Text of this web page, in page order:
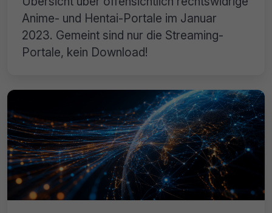
Anime- und Hentai-Portale im Januar
2023. Gemeint sind nur die Streaming-
Portale, kein Download!